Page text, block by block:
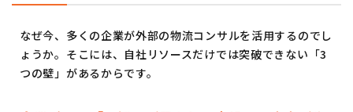
なぜ今、多くの企業が外部の物流コンサルを活用するのでし
ょうか。そこには、自社リソースだけでは突破できない「3
つの壁」があるからです。